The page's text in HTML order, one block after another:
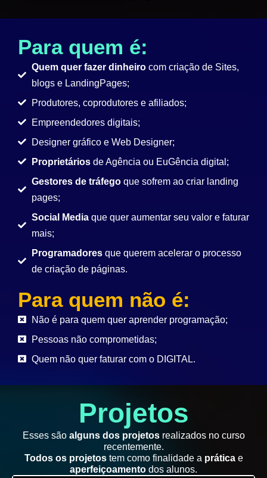
Para quem é:
Quem quer fazer dinheiro com criação de Sites,
blogs e LandingPages;
Produtores, coprodutores e afiliados;
Empreendedores digitais;
Designer gráfico e Web Designer;
Proprietários de Agência ou EuGência digital;
Gestores de tráfegoque sofrem ao criar landing
pages;
Social Media que quer aumentar seu valor e faturar
mais;
Programadores que querem acelerar o processo
de criação de páginas.
Para quem não é:
Não é para quem quer aprender programação;
Pessoas não comprometidas;
Quem não quer faturar com o DIGITAL.
Projetos
Esses sãoalguns dos projetosrealizados no curso
recentemente.
Todos os projetos tem como finalidade a prática e
aperfeiçoamento dos alunos.